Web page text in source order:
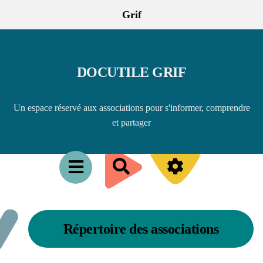
R
e
h
e
r
Grif
DOCUTILE GRIF
Un espace réservé aux associations pour s'informer, comprendre
et partager
Répertoire des associations